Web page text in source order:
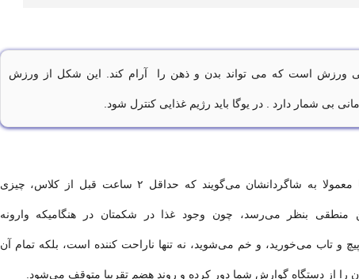
ورزش است که می تواند بدن و ذهن را آرام کند. این شکل از ورزش
بی شمار دارد . در یوگا باید رژیم غذایی کنترل شود.
مربیان یوگا معمولا به شاگردانشان می‌گویند که حداقل ۲ ساعت قبل از کلاس، چیزی
منطقی بنظر می‌رسد، چون وجود غذا در شکمتان در هنگامیکه وارونه
و تاب می‌خورید، و خم می‌شوید، نه تنها ناراحت کننده است، بلکه تمام آن
را از دستگاه گوارش شما دور کرده و روند هضم تقریبا متوقف می‌شود.